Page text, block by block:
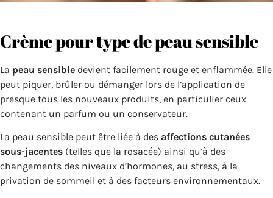
Crème pour type de peau sensible
La peau sensible devient facilement rouge et enflammée. Elle
peut piquer, brûler ou démanger lors de l’application de
presque tous les nouveaux produits, en particulier ceux
contenant un parfum ou un conservateur.
La peau sensible peut être liée à des affections cutanées
sous-jacentes (telles que la rosacée) ainsi qu’à des
changements des niveaux d’hormones, au stress, à la
privation de sommeil et à des facteurs environnementaux.